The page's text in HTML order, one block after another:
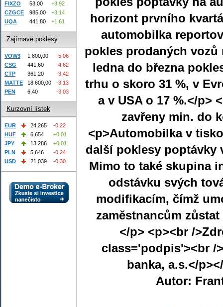
Autor:
FIXZO
53,00
+3,92
CZGCE
985,00
+3,14
UQA
441,80 +1,61
Zajímavé poklesy
VOW3 1 800,00
-5,06
CSG
441,60
-4,62
CTP
361,20
-3,42
MATTE
18 600,00
-3,13
PEN
6,40 -3,03
Kurzovní lístek
EUR 24,265
-0,22
HUF
6,654
+0,01
JPY
13,286
+0,01
PLN
5,646
-0,24
USD
21,039 -0,30